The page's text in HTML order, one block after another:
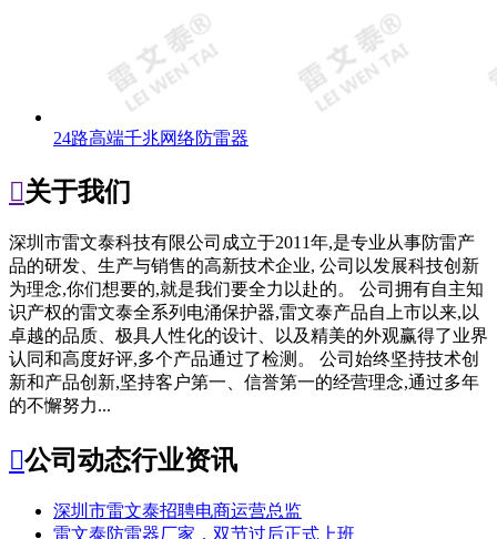
24路高端千兆网络防雷器
关于我们
深圳市雷文泰科技有限公司成立于2011年,是专业从事防雷产
品的研发、生产与销售的高新技术企业, 公司以发展科技创新
为理念,你们想要的,就是我们要全力以赴的。 公司拥有自主知
识产权的雷文泰全系列电涌保护器,雷文泰产品自上市以来,以
卓越的品质、极具人性化的设计、以及精美的外观赢得了业界
认同和高度好评,多个产品通过了检测。 公司始终坚持技术创
新和产品创新,坚持客户第一、信誉第一的经营理念,通过多年
的不懈努力...
公司动态行业资讯
深圳市雷文泰招聘电商运营总监
雷文泰防雷器厂家，双节过后正式上班